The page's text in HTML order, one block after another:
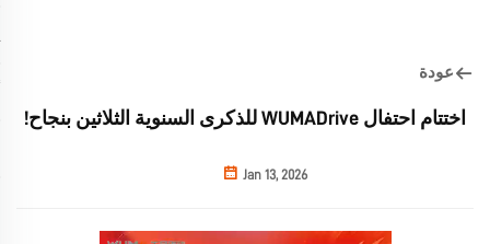
عودة
اختتام احتفال WUMADrive للذكرى السنوية الثلاثين بنجاح!
Jan 13, 2026